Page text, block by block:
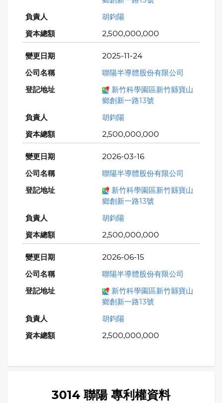
胡鈞陽
2,500,000,000
2025-11-24
聯陽半導體股份有限公司
新竹科學園區新竹縣寶山
鄉創新一路13號
胡鈞陽
2,500,000,000
2026-03-16
聯陽半導體股份有限公司
新竹科學園區新竹縣寶山
鄉創新一路13號
胡鈞陽
2,500,000,000
2026-06-15
聯陽半導體股份有限公司
新竹科學園區新竹縣寶山
鄉創新一路13號
胡鈞陽
2,500,000,000
3014 聯陽 專利權資料